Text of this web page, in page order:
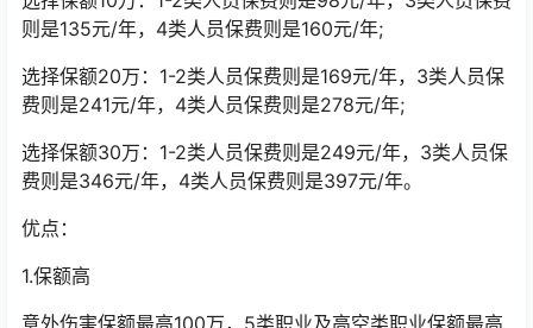
则是135元/年，4类人员保费则是160元/年;
选择保额20万：1-2类人员保费则是169元/年，3类人员保
费则是241元/年，4类人员保费则是278元/年;
选择保额30万：1-2类人员保费则是249元/年，3类人员保
费则是346元/年，4类人员保费则是397元/年。
优点：
1.保额高